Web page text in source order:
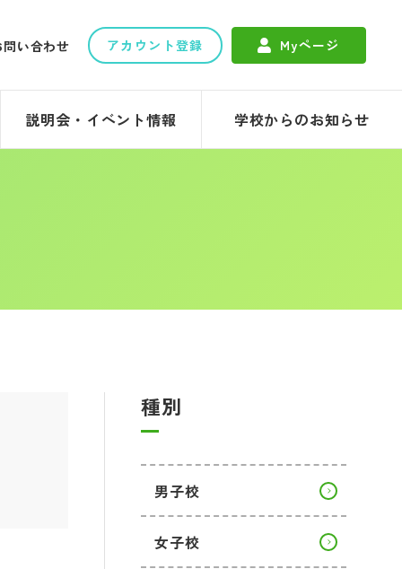
問い合わせ アカウント登録 Myページ
説明会・イベント情報 学校からのお知らせ
種別
男子校
女子校